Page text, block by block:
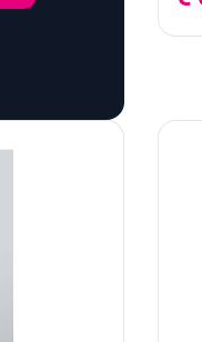
de verf goed drogen
moet worden.
compacter en
hout of kunststof.
gewicht en de tijdelijke